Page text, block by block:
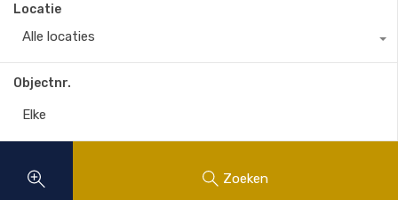
Locatie
Alle locaties
Objectnr.
Zoeken